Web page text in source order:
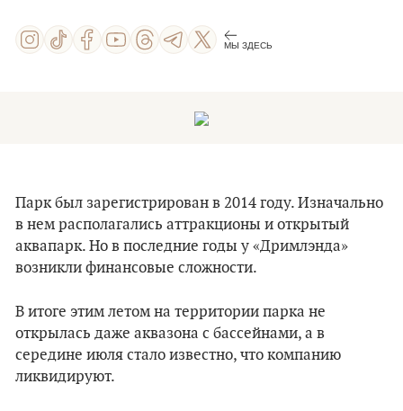
МЫ ЗДЕСЬ
Парк был зарегистрирован в 2014 году. Изначально
в нем располагались аттракционы и открытый
аквапарк. Но в последние годы у «Дримлэнда»
возникли финансовые сложности.
В итоге этим летом на территории парка не
открылась даже аквазона с бассейнами, а в
середине июля стало известно, что компанию
ликвидируют.